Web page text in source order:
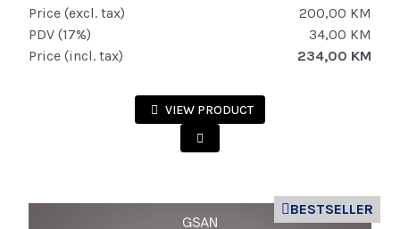
Price (excl. tax)
200,00 KM
PDV (17%)
34,00 KM
Price (incl. tax)
234,00 KM
VIEW PRODUCT
BESTSELLER